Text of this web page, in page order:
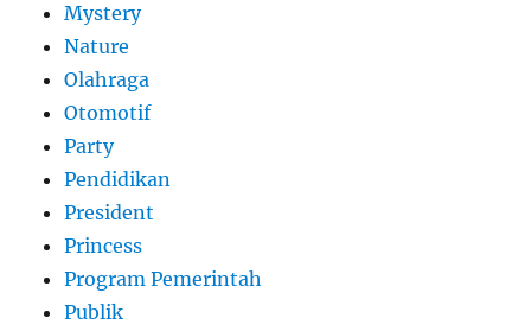
Mystery
Nature
Olahraga
Otomotif
Party
Pendidikan
President
Princess
Program Pemerintah
Publik